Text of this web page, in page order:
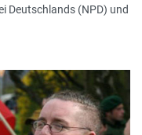
Deutschlands (NPD) und